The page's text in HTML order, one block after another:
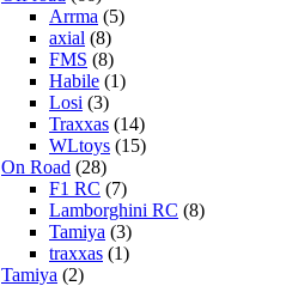
Arrma (5)
axial (8)
FMS (8)
Habile (1)
Losi (3)
Traxxas (14)
WLtoys (15)
On Road (28)
F1 RC (7)
Lamborghini RC (8)
Tamiya (3)
traxxas (1)
Tamiya (2)